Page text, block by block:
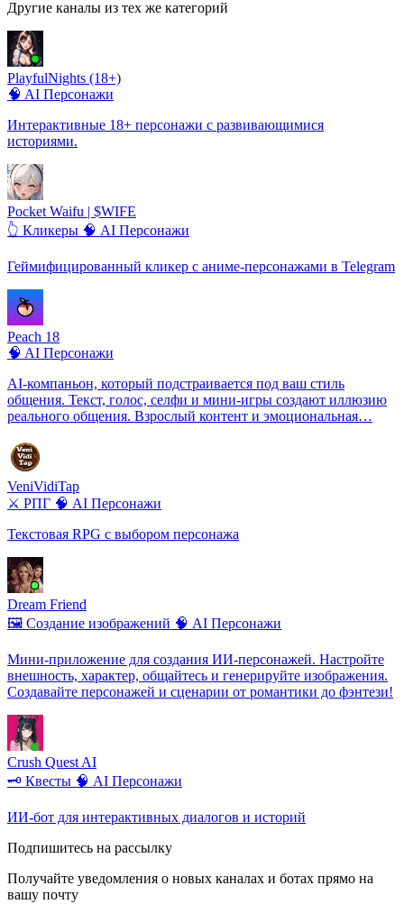
Другие каналы из тех же категорий
PlayfulNights (18+)
🧠 AI Персонажи
Интерактивные 18+ персонажи с развивающимися
историями.
Pocket Waifu | $WIFE
👆 Кликеры 🧠 AI Персонажи
Геймифицированный кликер с аниме-персонажами в Telegram
Peach 18
🧠 AI Персонажи
AI-компаньон, который подстраивается под ваш стиль
общения. Текст, голос, селфи и мини-игры создают иллюзию
реального общения. Взрослый контент и эмоциональная…
VeniVidiTap
⚔️ РПГ 🧠 AI Персонажи
Текстовая RPG с выбором персонажа
Dream Friend
🖼️ Создание изображений 🧠 AI Персонажи
Мини-приложение для создания ИИ-персонажей. Настройте
внешность, характер, общайтесь и генерируйте изображения.
Создавайте персонажей и сценарии от романтики до фэнтези!
Crush Quest AI
🗝️ Квесты 🧠 AI Персонажи
ИИ-бот для интерактивных диалогов и историй
Подпишитесь на рассылку
Получайте уведомления о новых каналах и ботаx прямо на
вашу почту